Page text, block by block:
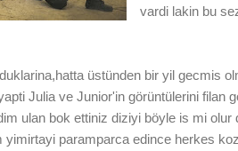
vardi lakin bu
üstünden bir yil gecmis
Julia ve Junior'in görüntülerini
ulan bok ettiniz diziyi böyle is mi
yimirtayi paramparca edince herkes